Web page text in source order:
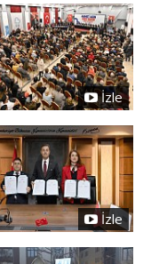
İzle
İzle